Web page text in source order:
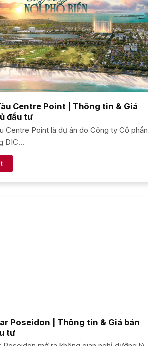
Centre Point | Thông tin & Giá
đầu tư
Centre Point là dự án do Công ty Cổ phần
DIC...
Poseidon | Thông tin & Giá bán
tư